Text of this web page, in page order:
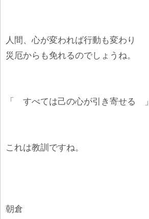
人間、心が変われば行動も変わり
災厄からも免れるのでしょうね。
「 すべては己の心が引き寄せる 」
これは教訓ですね。
朝倉